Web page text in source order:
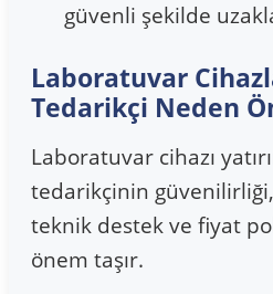
güvenli şekilde
Laboratuvar
Tedarikçi Neden
Laboratuvar cihazı
tedarikçinin
teknik destek ve fiyat
önem taşır.